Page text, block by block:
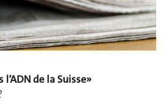
de la Suisse»